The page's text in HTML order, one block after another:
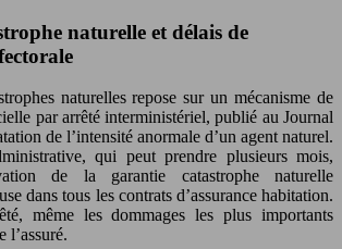
naturelle et délais de
naturelles repose sur un mécanisme de
par arrêté interministériel, publié au Journal
de l’intensité anormale d’un agent naturel.
qui peut prendre plusieurs mois,
de la garantie catastrophe naturelle
dans tous les contrats d’assurance habitation.
même les dommages les plus importants
l’assuré.